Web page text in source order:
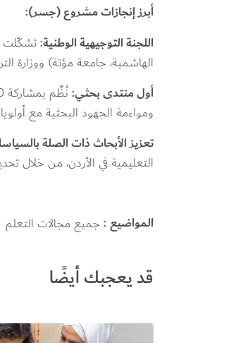
أبرز إنجازات مشروع (جسر):
اللجنة التوجيهية الوطنية:
الهاشمية، جامعة مؤتة) ووزارة
أول منتدى بحثي:
ومواءمة الجهود البحثية مع
تعزيز الأبحاث ذات الصلة
التعليمية في الأردن، من خلال
المواضيع جميع مجالات التعلم
قد يعجبك أيضًا
الصورة